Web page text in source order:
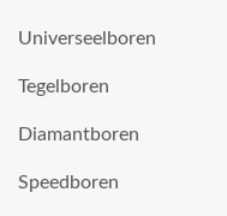
Universeelboren
Tegelboren
Diamantboren
Speedboren